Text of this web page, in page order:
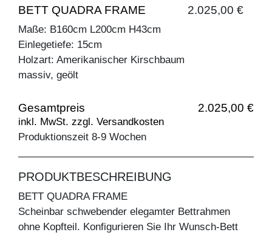
BETT QUADRA FRAME 2.025,00 €
Maße: B160cm L200cm H43cm
Einlegetiefe: 15cm
Holzart: Amerikanischer Kirschbaum
massiv, geölt
Gesamtpreis 2.025,00 €
inkl. MwSt. zzgl. Versandkosten
Produktionszeit 8-9 Wochen
PRODUKTBESCHREIBUNG
BETT QUADRA FRAME
Scheinbar schwebender elegamter Bettrahmen
ohne Kopfteil. Konfigurieren Sie Ihr Wunsch-Bett